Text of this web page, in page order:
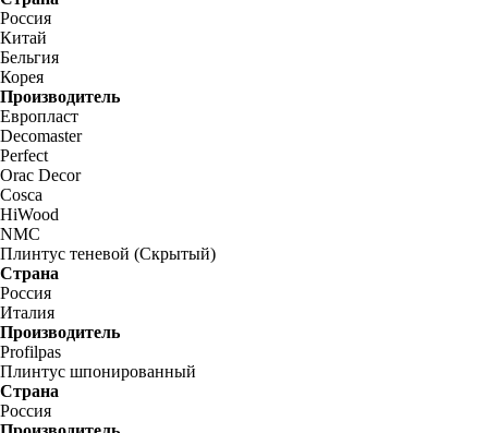
Россия
Китай
Бельгия
Корея
Производитель
Европласт
Decomaster
Perfect
Orac Decor
Cosca
HiWood
NMC
Плинтус теневой (Скрытый)
Страна
Россия
Италия
Производитель
Profilpas
Плинтус шпонированный
Страна
Россия